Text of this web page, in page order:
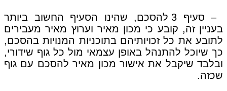
– סעיף 3 להסכם, שהינו הסעיף החשוב ביותר
בעניין זה, קובע כי מכון מאיר וערוץ מאיר מעבירים
לתובע את כל זכויותיהם בתוכניות המנויות בהסכם,
כך שיוכל להתנהל באופן עצמאי מול כל גוף שידורי,
ובלבד שיקבל את אישור מכון מאיר להסכם עם גוף
שכזה.